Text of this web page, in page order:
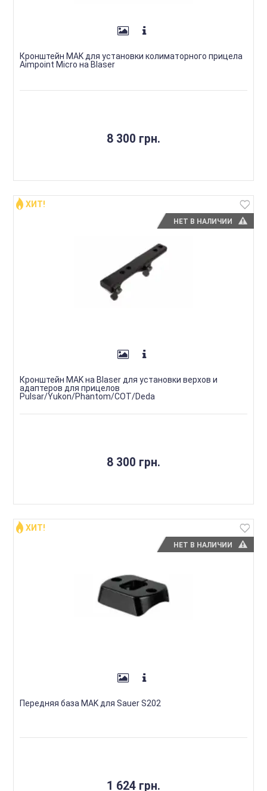
Кронштейн MAK для установки колиматорного прицела
Aimpoint Micro на Blaser
8 300 грн.
НЕТ В НАЛИЧИИ
ХИТ!
Кронштейн MAK на Blaser для установки верхов и
адаптеров для прицелов
Pulsar/Yukon/Phantom/COT/Deda
8 300 грн.
НЕТ В НАЛИЧИИ
ХИТ!
Передняя база MAK для Sauer S202
1 624 грн.